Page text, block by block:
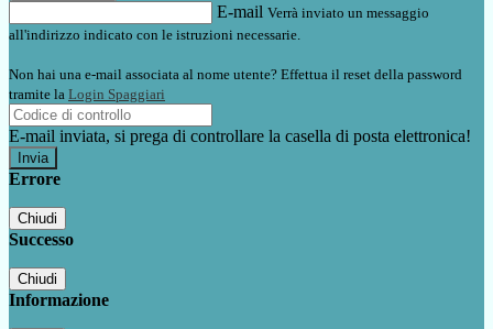
E-mail Verrà inviato un messaggio
all'indirizzo indicato con le istruzioni necessarie.
Non hai una e-mail associata al nome utente? Effettua il reset della password
tramite la Login Spaggiari
E-mail inviata, si prega di controllare la casella di posta elettronica!
Errore
Chiudi
Successo
Chiudi
Informazione